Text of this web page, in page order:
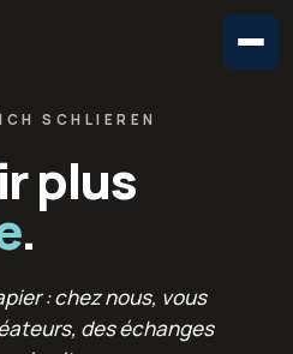
SCHLIEREN
plus
.
: chez nous, vous
des échanges